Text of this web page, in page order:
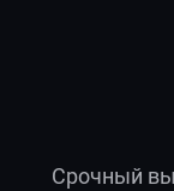
Срочный